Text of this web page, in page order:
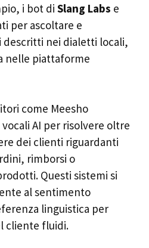
i bot di Slang Labs e
per ascoltare e
descritti nei dialetti locali,
nelle piattaforme
come Meesho
AI per risolvere oltre
dei clienti riguardanti
rimborsi o
Questi sistemi si
al sentimento
linguistica per
cliente fluidi.